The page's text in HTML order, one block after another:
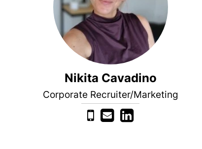
Nikita Cavadino
Corporate Recruiter/Marketing